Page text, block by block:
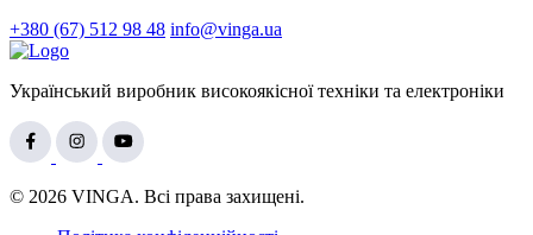
+380 (67) 512 98 48 info@vinga.ua
Український виробник високоякісної техніки та електроніки
© 2026 VINGA. Всі права захищені.